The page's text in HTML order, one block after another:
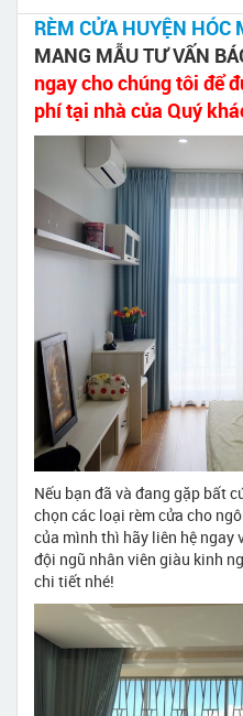
RÈM CỬA HUYỆN
MANG MẪU TƯ VẤN
ngay cho chúng tôi để
phí tại nhà của Quý
Nếu bạn đã và đang gặp bất
chọn các loại rèm cửa cho
của mình thì hãy liên hệ ngay
đội ngũ nhân viên giàu kinh
chi tiết nhé!